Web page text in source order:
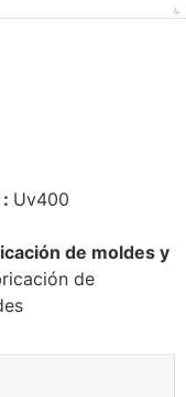
Uv400
de moldes y
de